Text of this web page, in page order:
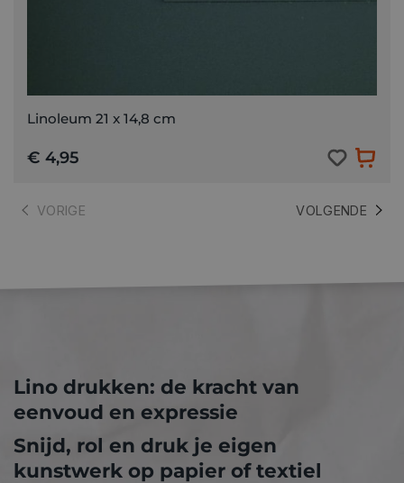
Linoleum 21 x 14,8 cm
€ 4,95
VORIGE VOLGENDE
Lino drukken: de kracht van
eenvoud en expressie
Snijd, rol en druk je eigen
kunstwerk op papier of textiel